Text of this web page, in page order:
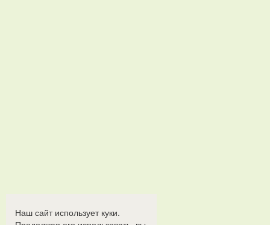
Наш сайт использует куки.